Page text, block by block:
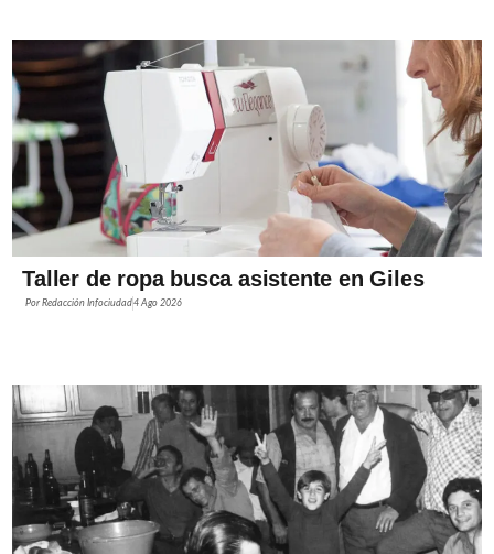
Taller de ropa busca asistente en Giles
PorRedacción Infociudad4 Ago 2026